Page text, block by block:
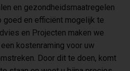
en gezondheidsmaatregelen
en efficiënt mogelijk te
en Projecten maken we
kostenraming voor uw
Door dit te doen, komt